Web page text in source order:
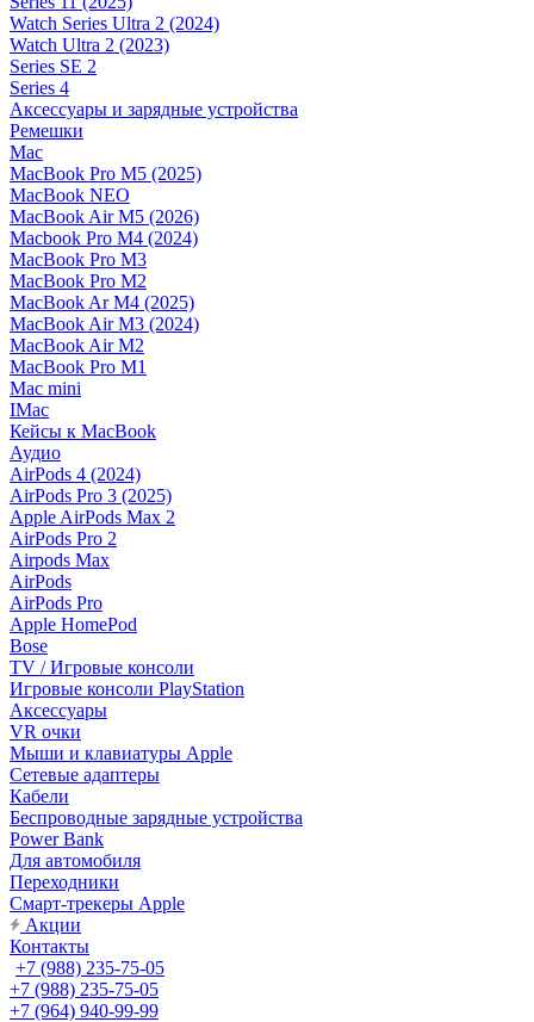
Watch Series Ultra 2 (2024)
Watch Ultra 2 (2023)
Series SE 2
Series 4
Аксессуары и зарядные устройства
Ремешки
Mac
MacBook Pro M5 (2025)
MacBook NEO
MacBook Air M5 (2026)
Macbook Pro M4 (2024)
MacBook Pro M3
MacBook Pro M2
MacBook Ar M4 (2025)
MacBook Air M3 (2024)
MacBook Air M2
MacBook Pro M1
Mac mini
IMac
Кейсы к MacBook
Аудио
AirPods 4 (2024)
AirPods Pro 3 (2025)
Apple AirPods Max 2
AirPods Pro 2
Airpods Max
AirPods
AirPods Pro
Apple HomePod
Bose
TV / Игровые консоли
Игровые консоли PlayStation
Аксессуары
VR очки
Мыши и клавиатуры Apple
Сетевые адаптеры
Кабели
Беспроводные зарядные устройства
Power Bank
Для автомобиля
Переходники
Смарт-трекеры Apple
Акции
Контакты
+7 (988) 235-75-05
+7 (988) 235-75-05
+7 (964) 940-99-99